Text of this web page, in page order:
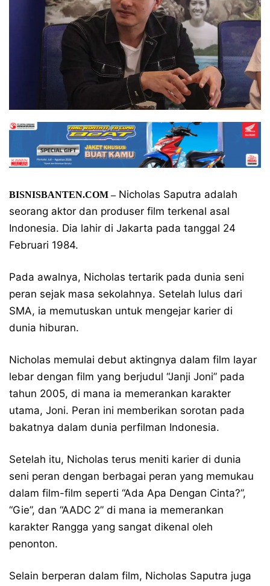
BISNISBANTEN.COM –Nicholas Saputra adalah
seorang aktor dan produser film terkenal asal
Indonesia. Dia lahir di Jakarta pada tanggal 24
Februari 1984.
Pada awalnya, Nicholas tertarik pada dunia seni
peran sejak masa sekolahnya. Setelah lulus dari
SMA, ia memutuskan untuk mengejar karier di
dunia hiburan.
Nicholas memulai debut aktingnya dalam film layar
lebar dengan film yang berjudul “Janji Joni” pada
tahun 2005, di mana ia memerankan karakter
utama, Joni. Peran ini memberikan sorotan pada
bakatnya dalam dunia perfilman Indonesia.
Setelah itu, Nicholas terus meniti karier di dunia
seni peran dengan berbagai peran yang memukau
dalam film-film seperti “Ada Apa Dengan Cinta?”,
“Gie”, dan “AADC 2” di mana ia memerankan
karakter Rangga yang sangat dikenal oleh
penonton.
Selain berperan dalam film, Nicholas Saputra juga